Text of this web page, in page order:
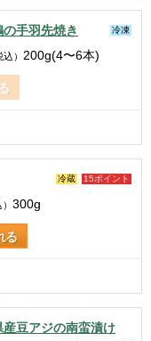
手羽先焼き 冷凍
込） 200g(4〜6本)
15ポイント
冷蔵
300g
る
豆アジの南蛮漬け